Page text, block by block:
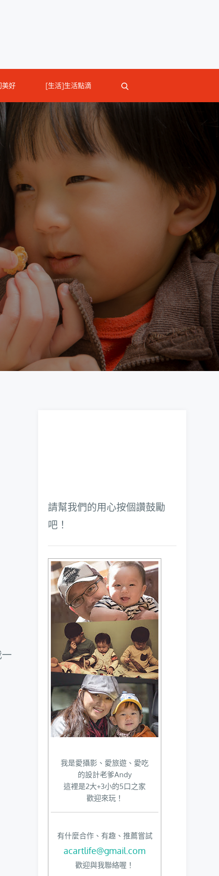
美好 [生活]生活點滴
請幫我們的用心按個讚鼓勵
吧！
我是愛攝影、愛旅遊、愛吃
的設計老爹Andy
這裡是2大+3小的5口之家
歡迎來玩！
有什麼合作、有趣、推薦嘗試
acartlife@gmail.com
歡迎與我聯絡喔！